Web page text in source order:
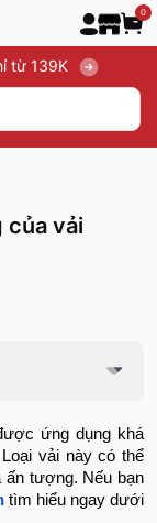
0
từ 139K
của vải
ứng dụng khá
vải này có thể
ấn tượng. Nếu bạn
tìm hiểu ngay dưới